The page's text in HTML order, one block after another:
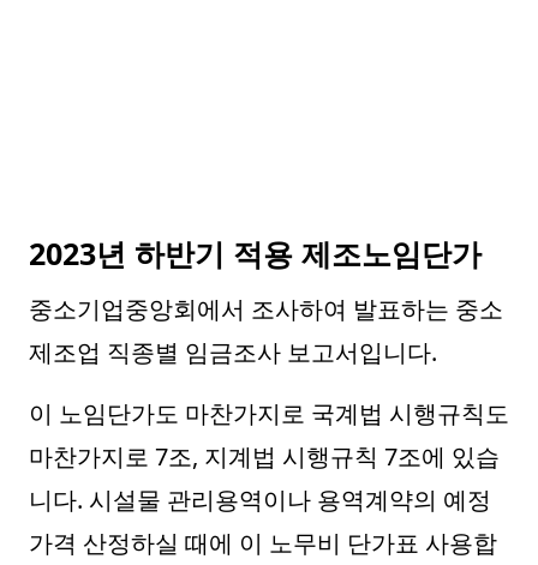
2023년 하반기 적용 제조노임단가
중소기업중앙회에서 조사하여 발표하는 중소
제조업 직종별 임금조사 보고서입니다.
이 노임단가도 마찬가지로 국계법 시행규칙도
마찬가지로 7조, 지계법 시행규칙 7조에 있습
니다. 시설물 관리용역이나 용역계약의 예정
가격 산정하실 때에 이 노무비 단가표 사용합